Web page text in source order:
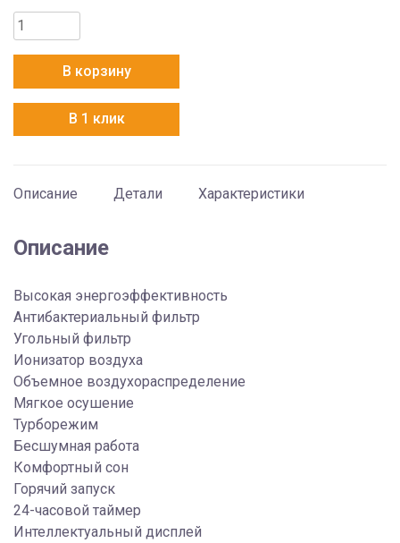
Количество
товара
Energolux
SAS09BN1-
AI/SAU09BN1-
В корзину
В 1 клик
Описание Детали Характеристики
Описание
Высокая энергоэффективность
Антибактериальный фильтр
Угольный фильтр
Ионизатор воздуха
Объемное воздухораспределение
Мягкое осушение
Турборежим
Бесшумная работа
Комфортный сон
Горячий запуск
24-часовой таймер
Интеллектуальный дисплей